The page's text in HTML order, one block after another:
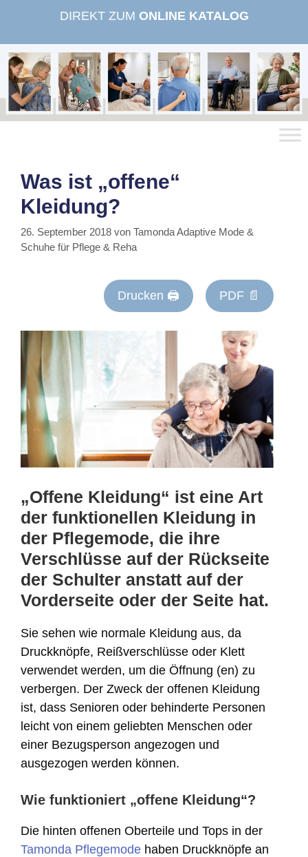
springen
DIREKT ZUM ONLINE KATALOG
Was ist „offene“
Kleidung?
26. September 2018 von Tamonda Adaptive Mode &
Schuhe für Pflege & Reha
Drucken 🖨 PDF 📄
„Offene Kleidung“ ist eine Art
der funktionellen Kleidung in
der Pflegemode, die ihre
Verschlüsse auf der Rückseite
der Schulter anstatt auf der
Vorderseite oder der Seite hat.
Sie sehen wie normale Kleidung aus, da
Druckknöpfe, Reißverschlüsse oder Klett
verwendet werden, um die Öffnung (en) zu
verbergen. Der Zweck der offenen Kleidung
ist, dass Senioren oder behinderte Personen
leicht von einem geliebten Menschen oder
einer Bezugsperson angezogen und
ausgezogen werden können.
Wie funktioniert „offene Kleidung“?
Die hinten offenen Oberteile und Tops in der
Tamonda Pflegemode haben Druckknöpfe an